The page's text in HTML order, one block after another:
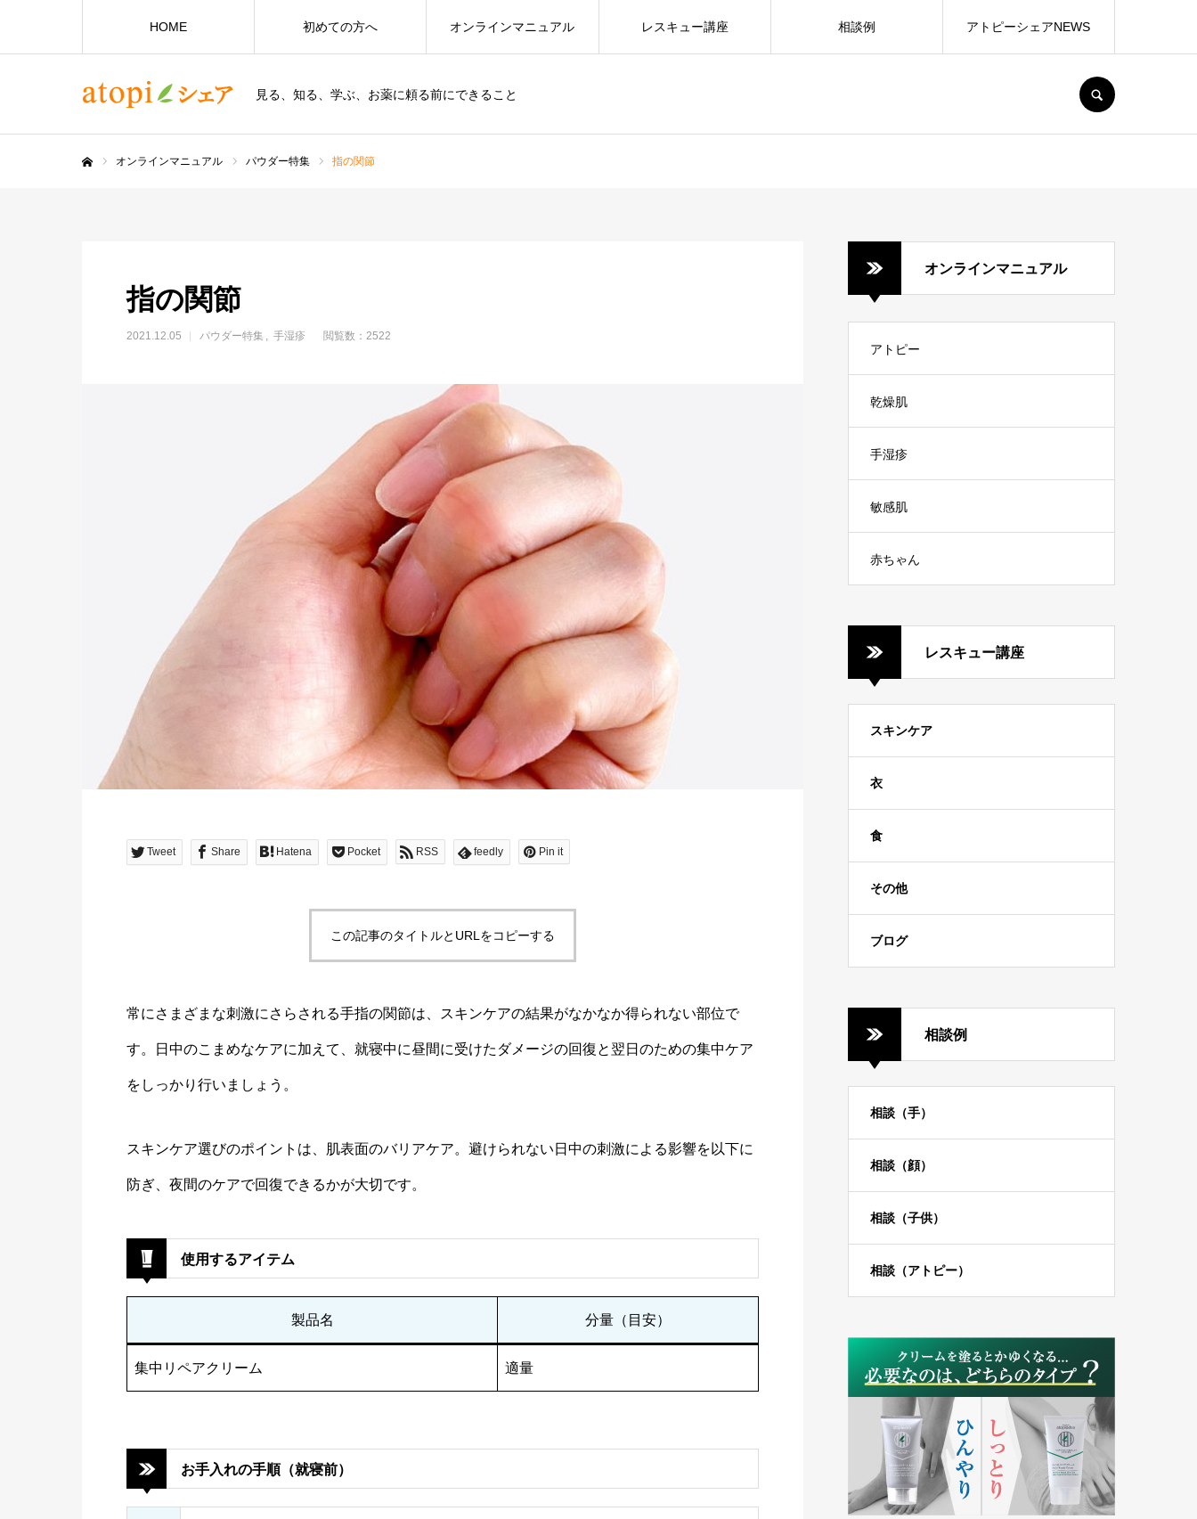
見る、知る、学ぶ、お薬に頼る前にできること
HOME 初めての方へ オンラインマニュアル レスキュー講座 相談例 アトピーシェアNEWS
オンラインマニュアル パウダー特集 指の関節
指の関節
2021.12.05 パウダー特集 手湿疹 閲覧数：2522
Tweet Share Hatena Pocket RSS feedly Pin it
この記事のタイトルとURLをコピーする
常にさまざまな刺激にさらされる手指の関節は、スキンケアの結果がなかなか得られない部位で
す。日中のこまめなケアに加えて、就寝中に昼間に受けたダメージの回復と翌日のための集中ケア
をしっかり行いましょう。
スキンケア選びのポイントは、肌表面のバリアケア。避けられない日中の刺激による影響を以下に
防ぎ、夜間のケアで回復できるかが大切です。
使用するアイテム
製品名 分量（目安）
集中リペアクリーム 適量
お手入れの手順（就寝前）
オンラインマニュアル
アトピー
乾燥肌
手湿疹
敏感肌
赤ちゃん
レスキュー講座
スキンケア
衣
食
その他
ブログ
相談例
相談（手）
相談（顔）
相談（子供）
相談（アトピー）